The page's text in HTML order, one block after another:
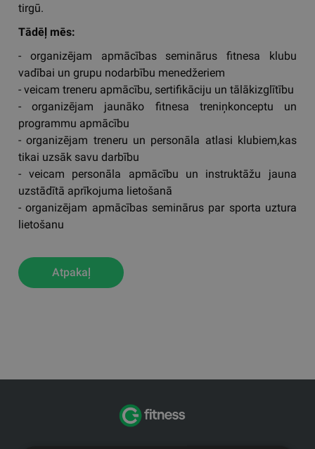
tirgū.
Tādēļ mēs:
- organizējam apmācības seminārus fitnesa klubu
vadībai un grupu nodarbību menedžeriem
- veicam treneru apmācību, sertifikāciju un tālākizglītību
- organizējam jaunāko fitnesa treniņkonceptu un
programmu apmācību
- organizējam treneru un personāla atlasi klubiem,kas
tikai uzsāk savu darbību
- veicam personāla apmācību un instruktāžu jauna
uzstādītā aprīkojuma lietošanā
- organizējam apmācības seminārus par sporta uztura
lietošanu
Atpakaļ